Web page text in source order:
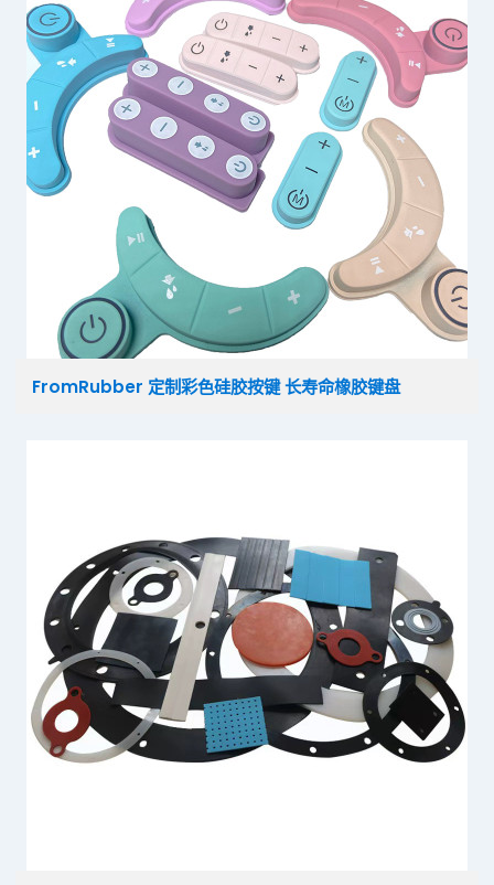
FromRubber 定制彩色硅胶按键 长寿命橡胶键盘